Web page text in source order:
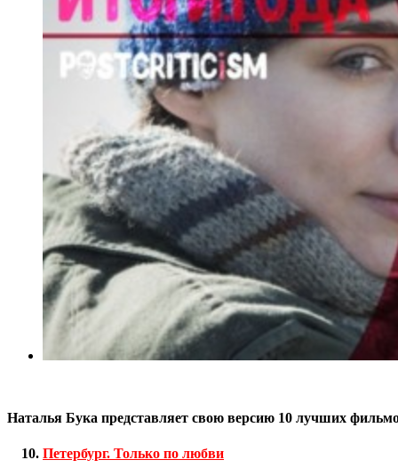
Наталья Бука представляет свою версию 10 лучших
Петербург. Только по любви